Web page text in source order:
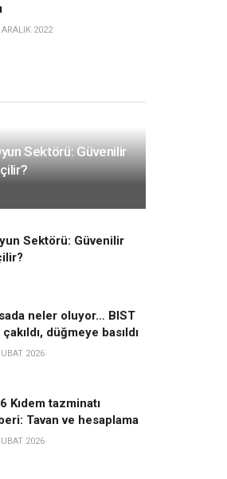
ARALIK 2022
Sektörü: Güvenilir
Sektörü: Güvenilir
neler oluyor… BIST
düğmeye basıldı
2026
Kıdem tazminatı
Tavan ve hesaplama
2026